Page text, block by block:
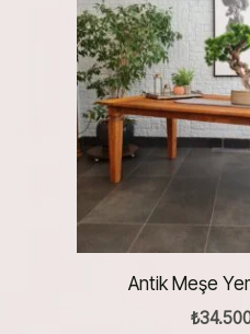
Antik Meşe
₺